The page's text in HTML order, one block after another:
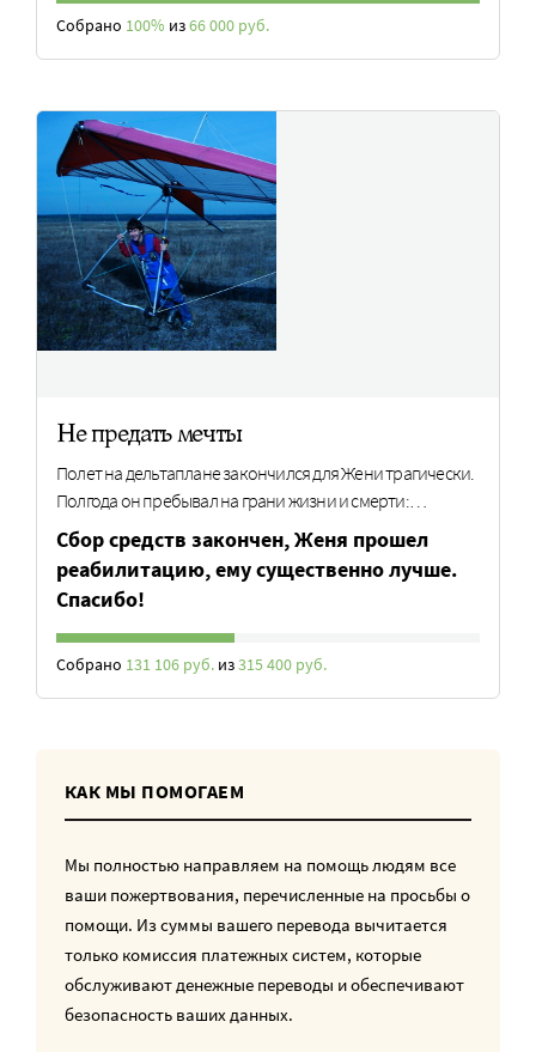
Собрано 100% из66 000 руб.
Не предать мечты
Полет на дельтаплане закончился для Жени трагически.
Полгода он пребывал на грани жизни и смерти:…
Cбор средств закончен, Женя прошел
реабилитацию, ему существенно лучше.
Спасибо!
Собрано 131 106 руб. из315 400 руб.
КАК МЫ ПОМОГАЕМ
Мы полностью направляем на помощь людям все
ваши пожертвования, перечисленные на просьбы о
помощи. Из суммы вашего перевода вычитается
только комиссия платежных систем, которые
обслуживают денежные переводы и обеспечивают
безопасность ваших данных.